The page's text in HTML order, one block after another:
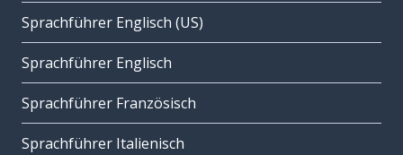
Sprachführer Englisch (US)
Sprachführer Englisch
Sprachführer Französisch
Sprachführer Italienisch